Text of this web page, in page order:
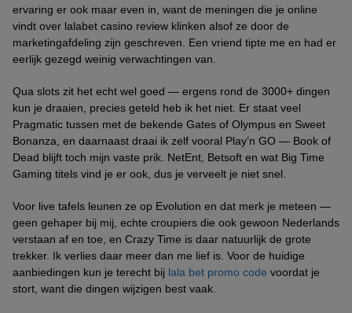
ervaring er ook maar even in, want de meningen die je online
vindt over lalabet casino review klinken alsof ze door de
marketingafdeling zijn geschreven. Een vriend tipte me en had er
eerlijk gezegd weinig verwachtingen van.
Qua slots zit het echt wel goed — ergens rond de 3000+ dingen
kun je draaien, precies geteld heb ik het niet. Er staat veel
Pragmatic tussen met de bekende Gates of Olympus en Sweet
Bonanza, en daarnaast draai ik zelf vooral Play’n GO — Book of
Dead blijft toch mijn vaste prik. NetEnt, Betsoft en wat Big Time
Gaming titels vind je er ook, dus je verveelt je niet snel.
Voor live tafels leunen ze op Evolution en dat merk je meteen —
geen gehaper bij mij, echte croupiers die ook gewoon Nederlands
verstaan af en toe, en Crazy Time is daar natuurlijk de grote
trekker. Ik verlies daar meer dan me lief is. Voor de huidige
aanbiedingen kun je terecht bij lala bet promo code voordat je
stort, want die dingen wijzigen best vaak.